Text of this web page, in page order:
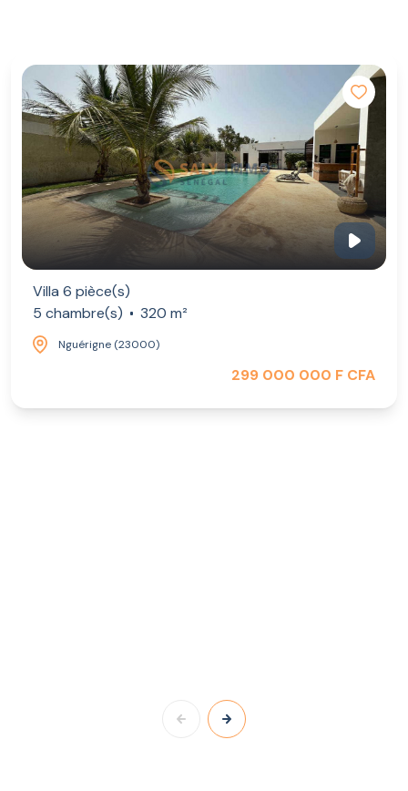
Villa 6 pièce(s)
5 chambre(s)
320 m²
Nguérigne (23000)
299 000 000 F CFA